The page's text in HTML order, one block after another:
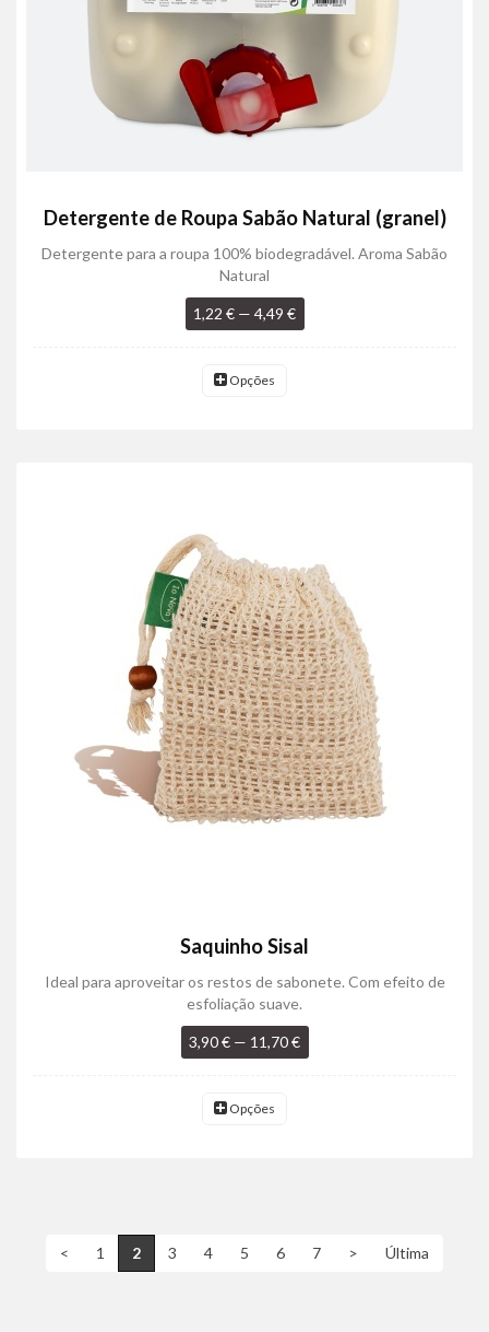
Detergente de Roupa Sabão Natural (granel)
Detergente para a roupa 100% biodegradável. Aroma Sabão
Natural
1,22 € — 4,49 €
Opções
Saquinho Sisal
Ideal para aproveitar os restos de sabonete. Com efeito de
esfoliação suave.
3,90 € — 11,70 €
Opções
< 1 2 3 4 5 6 7 > Última